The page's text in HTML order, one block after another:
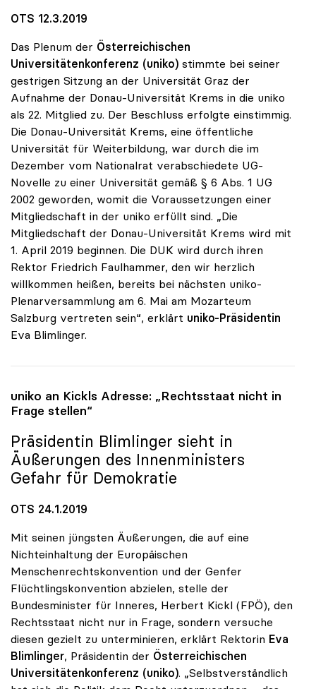
OTS 12.3.2019
Das Plenum der Österreichischen
Universitätenkonferenz (uniko) stimmte bei seiner
gestrigen Sitzung an der Universität Graz der
Aufnahme der Donau-Universität Krems in die uniko
als 22. Mitglied zu. Der Beschluss erfolgte einstimmig.
Die Donau-Universität Krems, eine öffentliche
Universität für Weiterbildung, war durch die im
Dezember vom Nationalrat verabschiedete UG-
Novelle zu einer Universität gemäß § 6 Abs. 1 UG
2002 geworden, womit die Voraussetzungen einer
Mitgliedschaft in der uniko erfüllt sind. „Die
Mitgliedschaft der Donau-Universität Krems wird mit
1. April 2019 beginnen. Die DUK wird durch ihren
Rektor Friedrich Faulhammer, den wir herzlich
willkommen heißen, bereits bei nächsten uniko-
Plenarversammlung am 6. Mai am Mozarteum
Salzburg vertreten sein“, erklärt uniko-Präsidentin
Eva Blimlinger.
uniko an Kickls Adresse: „Rechtsstaat nicht in
Frage stellen“
Präsidentin Blimlinger sieht in
Äußerungen des Innenministers
Gefahr für Demokratie
OTS 24.1.2019
Mit seinen jüngsten Äußerungen, die auf eine
Nichteinhaltung der Europäischen
Menschenrechtskonvention und der Genfer
Flüchtlingskonvention abzielen, stelle der
Bundesminister für Inneres, Herbert Kickl (FPÖ), den
Rechtsstaat nicht nur in Frage, sondern versuche
diesen gezielt zu unterminieren, erklärt Rektorin Eva
Blimlinger, Präsidentin der Österreichischen
Universitätenkonferenz (uniko). „Selbstverständlich